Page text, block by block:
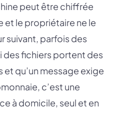
peut être chiffrée
et le propriétaire ne le
suivant, parfois des
des fichiers portent des
qu’un message exige
c’est une
à domicile, seul et en